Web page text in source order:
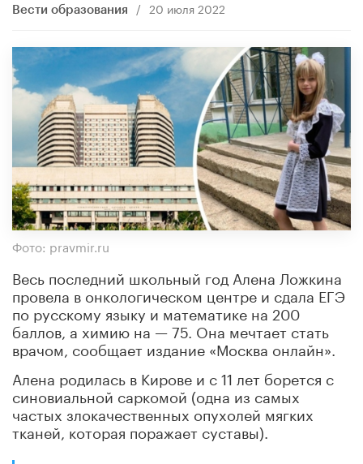
Вести образования / 20 июля 2022
Фото: pravmir.ru
Весь последний школьный год Алена Ложкина
провела в онкологическом центре и сдала ЕГЭ
по русскому языку и математике на 200
баллов, а химию на — 75. Она мечтает стать
врачом, сообщает издание «Москва онлайн».
Алена родилась в Кирове и с 11 лет борется с
синовиальной саркомой (одна из самых
частых злокачественных опухолей мягких
тканей, которая поражает суставы).